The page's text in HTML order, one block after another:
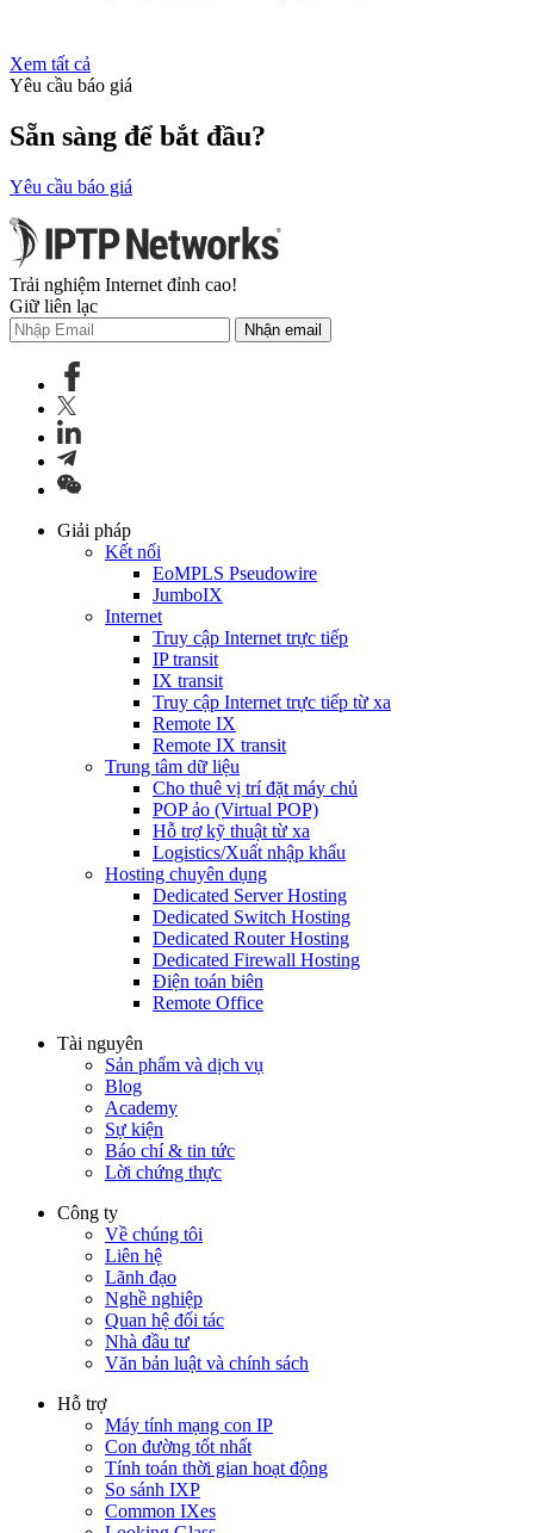
Xem tất cả
Yêu cầu báo giá
Sẵn sàng để bắt đầu?
Yêu cầu báo giá
Trải nghiệm Internet đỉnh cao!
Giữ liên lạc
Nhận email
Giải pháp
Kết nối
EoMPLS Pseudowire
JumboIX
Internet
Truy cập Internet trực tiếp
IP transit
IX transit
Truy cập Internet trực tiếp từ xa
Remote IX
Remote IX transit
Trung tâm dữ liệu
Cho thuê vị trí đặt máy chủ
POP ảo (Virtual POP)
Hỗ trợ kỹ thuật từ xa
Logistics/Xuất nhập khẩu
Hosting chuyên dụng
Dedicated Server Hosting
Dedicated Switch Hosting
Dedicated Router Hosting
Dedicated Firewall Hosting
Điện toán biên
Remote Office
Tài nguyên
Sản phẩm và dịch vụ
Blog
Academy
Sự kiện
Báo chí & tin tức
Lời chứng thực
Công ty
Về chúng tôi
Liên hệ
Lãnh đạo
Nghề nghiệp
Quan hệ đối tác
Nhà đầu tư
Văn bản luật và chính sách
Hỗ trợ
Máy tính mạng con IP
Con đường tốt nhất
Tính toán thời gian hoạt động
So sánh IXP
Common IXes